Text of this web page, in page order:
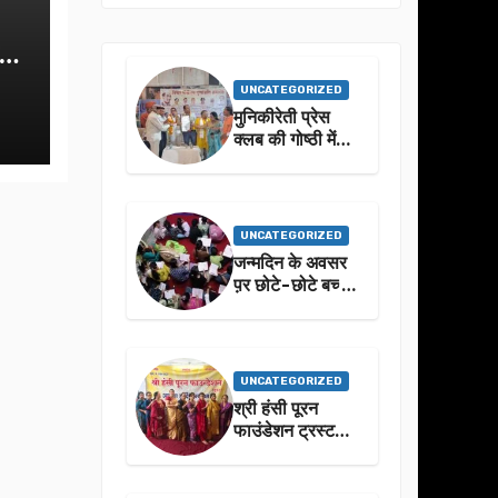
UNCATEGORIZED
मुनिकीरेती प्रेस
क्लब की गोष्ठी में
UNCATEGORIZED
जन्मदिन के अवसर
प़र छोटे-छोटे बच्चो
UNCATEGORIZED
श्री हंसी पूरन
फाउंडेशन ट्रस्ट